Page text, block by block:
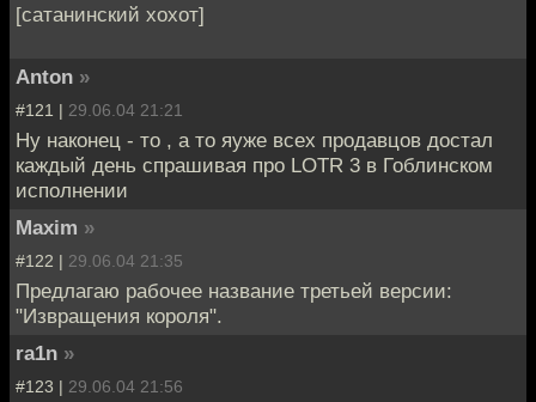
[сатанинский хохот]
Anton »
#121 | 29.06.04 21:21
Ну наконец - то , а то яуже всех продавцов достал
каждый день спрашивая про LOTR 3 в Гоблинском
исполнении
Maxim »
#122 | 29.06.04 21:35
Предлагаю рабочее название третьей версии:
"Извращения короля".
ra1n »
#123 | 29.06.04 21:56